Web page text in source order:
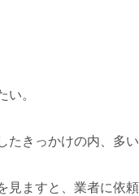
い。
きっかけの内、多い
見ますと、業者に依